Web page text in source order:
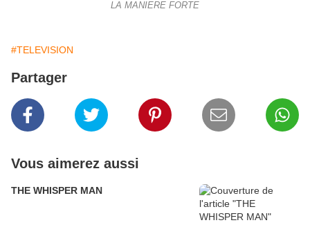
LA MANIERE FORTE
#TELEVISION
Partager
Vous aimerez aussi
THE WHISPER MAN